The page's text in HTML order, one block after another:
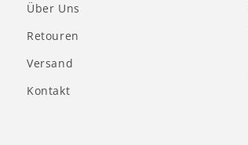
Über Uns
Retouren
Versand
Kontakt